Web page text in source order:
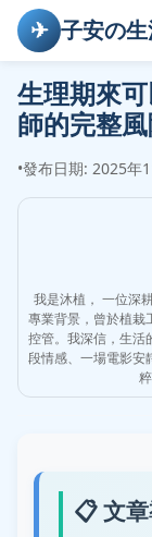
✈ 子安の
生理期來
師的完整
•發布日期: 2025年
我是沐植， 一位深
專業背景，曾於植栽
控管。我深信，生活
段情感、一場電影安
📋 文